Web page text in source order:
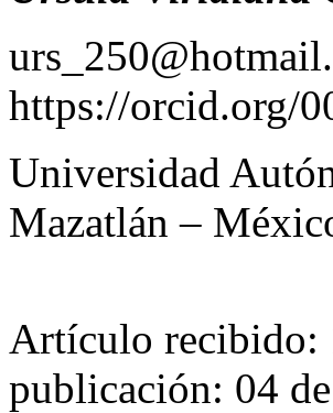
https://orcid.org/
Universidad
Mazatlán –
Artículo recibido:
publicación: 04